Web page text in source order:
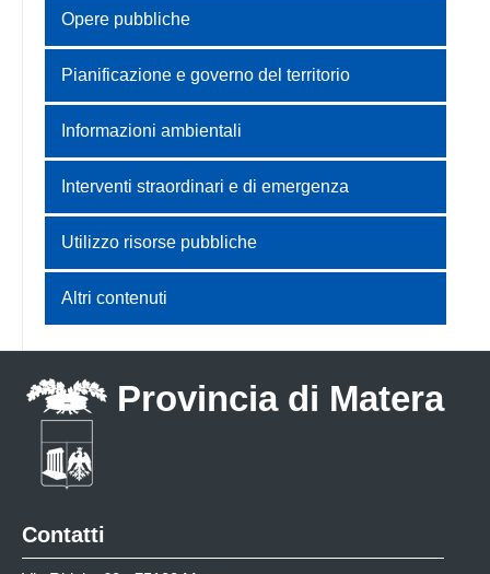
Opere pubbliche
Pianificazione e governo del territorio
Informazioni ambientali
Interventi straordinari e di emergenza
Utilizzo risorse pubbliche
Altri contenuti
Provincia di Matera
Contatti